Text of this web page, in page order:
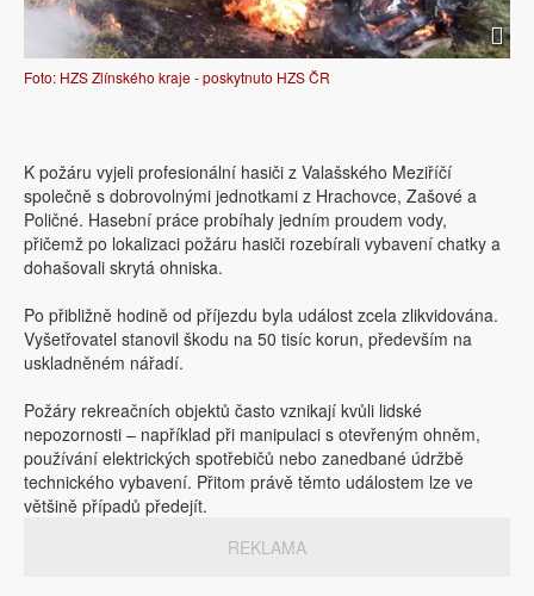
Foto: HZS Zlínského kraje - poskytnuto HZS ČR
K požáru vyjeli profesionální hasiči z Valašského Meziříčí
společně s dobrovolnými jednotkami z Hrachovce, Zašové a
Poličné. Hasební práce probíhaly jedním proudem vody,
přičemž po lokalizaci požáru hasiči rozebírali vybavení chatky a
dohašovali skrytá ohniska.
Po přibližně hodině od příjezdu byla událost zcela zlikvidována.
Vyšetřovatel stanovil škodu na 50 tisíc korun, především na
uskladněném nářadí.
Požáry rekreačních objektů často vznikají kvůli lidské
nepozornosti – například při manipulaci s otevřeným ohněm,
používání elektrických spotřebičů nebo zanedbané údržbě
technického vybavení. Přitom právě těmto událostem lze ve
většině případů předejít.
REKLAMA